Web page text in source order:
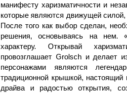
манифесту харизматичности и
которые являются движущей
После того как выбор сделан,
решения, основываясь на нем.
характеру. Открывай
провозглашает Grolsch и делает
персонажами являются
традиционной крышкой,
драйва и радостью открытия,